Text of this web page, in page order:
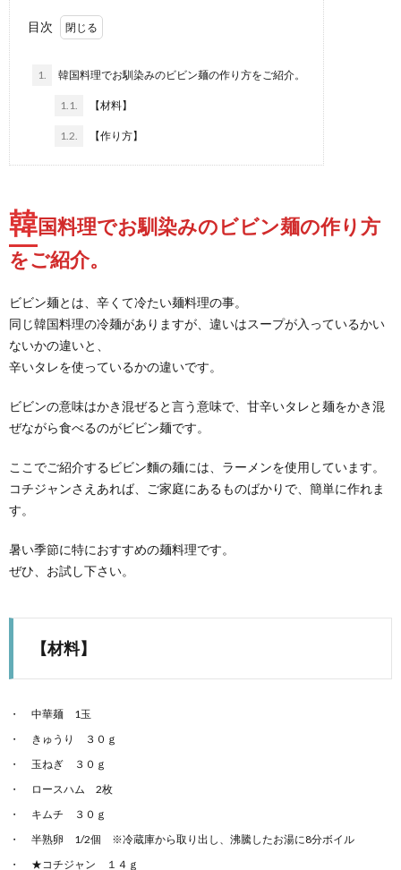
目次
1. 韓国料理でお馴染みのビビン麺の作り方をご紹介。
1.1. 【材料】
1.2. 【作り方】
韓国料理でお馴染みのビビン麺の作り方
をご紹介。
ビビン麺とは、辛くて冷たい麺料理の事。
同じ韓国料理の冷麺がありますが、違いはスープが入っているかい
ないかの違いと、
辛いタレを使っているかの違いです。
ビビンの意味はかき混ぜると言う意味で、甘辛いタレと麺をかき混
ぜながら食べるのがビビン麺です。
ここでご紹介するビビン麵の麺には、ラーメンを使用しています。
コチジャンさえあれば、ご家庭にあるものばかりで、簡単に作れま
す。
暑い季節に特におすすめの麺料理です。
ぜひ、お試し下さい。
【材料】
中華麺 1玉
きゅうり ３０ｇ
玉ねぎ ３０ｇ
ロースハム 2枚
キムチ ３０ｇ
半熟卵 1/2個 ※冷蔵庫から取り出し、沸騰したお湯に8分ボイル
★コチジャン １４ｇ